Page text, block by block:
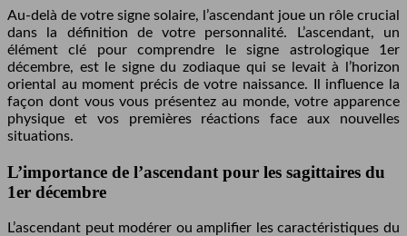
Au-delà de votre signe solaire, l’ascendant joue un rôle crucial
dans la définition de votre personnalité. L’ascendant, un
élément clé pour comprendre le signe astrologique 1er
décembre, est le signe du zodiaque qui se levait à l’horizon
oriental au moment précis de votre naissance. Il influence la
façon dont vous vous présentez au monde, votre apparence
physique et vos premières réactions face aux nouvelles
situations.
L’importance de l’ascendant pour les sagittaires du
1er décembre
L’ascendant peut modérer ou amplifier les caractéristiques du